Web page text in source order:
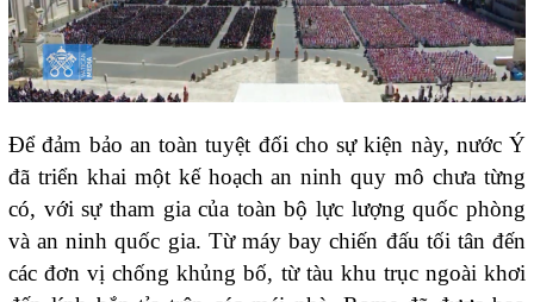
Để đảm bảo an toàn tuyệt đối cho sự kiện này, nước Ý
đã triển khai một kế hoạch an ninh quy mô chưa từng
có, với sự tham gia của toàn bộ lực lượng quốc phòng
và an ninh quốc gia. Từ máy bay chiến đấu tối tân đến
các đơn vị chống khủng bố, từ tàu khu trục ngoài khơi